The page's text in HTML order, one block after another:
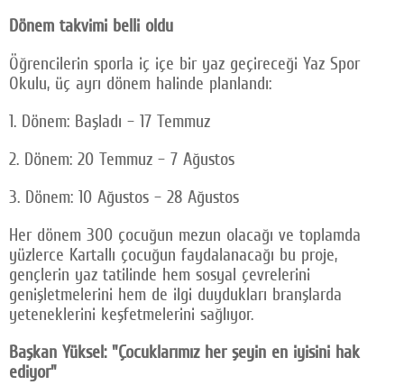
Dönem takvimi belli oldu
Öğrencilerin sporla iç içe bir yaz geçireceği Yaz Spor
Okulu, üç ayrı dönem halinde planlandı:
1. Dönem: Başladı – 17 Temmuz
2. Dönem: 20 Temmuz – 7 Ağustos
3. Dönem: 10 Ağustos – 28 Ağustos
Her dönem 300 çocuğun mezun olacağı ve toplamda
yüzlerce Kartallı çocuğun faydalanacağı bu proje,
gençlerin yaz tatilinde hem sosyal çevrelerini
genişletmelerini hem de ilgi duydukları branşlarda
yeteneklerini keşfetmelerini sağlıyor.
Başkan Yüksel: "Çocuklarımız her şeyin en iyisini hak
ediyor"